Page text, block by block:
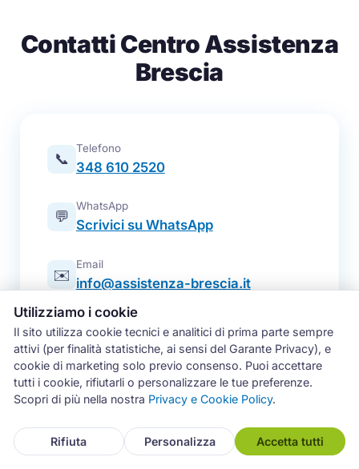
Contatti Centro Assistenza
Brescia
📞
Telefono
348 610 2520
💬
WhatsApp
Scrivici su WhatsApp
✉️
Email
info@assistenza-brescia.it
📋
Modulo online
Prenota un intervento
📍
Zona operativa
Brescia e intera provincia — tutti i
Utilizziamo i cookie
Il sito utilizza cookie tecnici e analitici di prima parte sempre
attivi (per finalità statistiche, ai sensi del Garante Privacy), e
cookie di marketing solo previo consenso. Puoi accettare
tutti i cookie, rifiutarli o personalizzare le tue preferenze.
Scopri di più nella nostra Privacy e Cookie Policy.
Rifiuta Personalizza Accetta tutti